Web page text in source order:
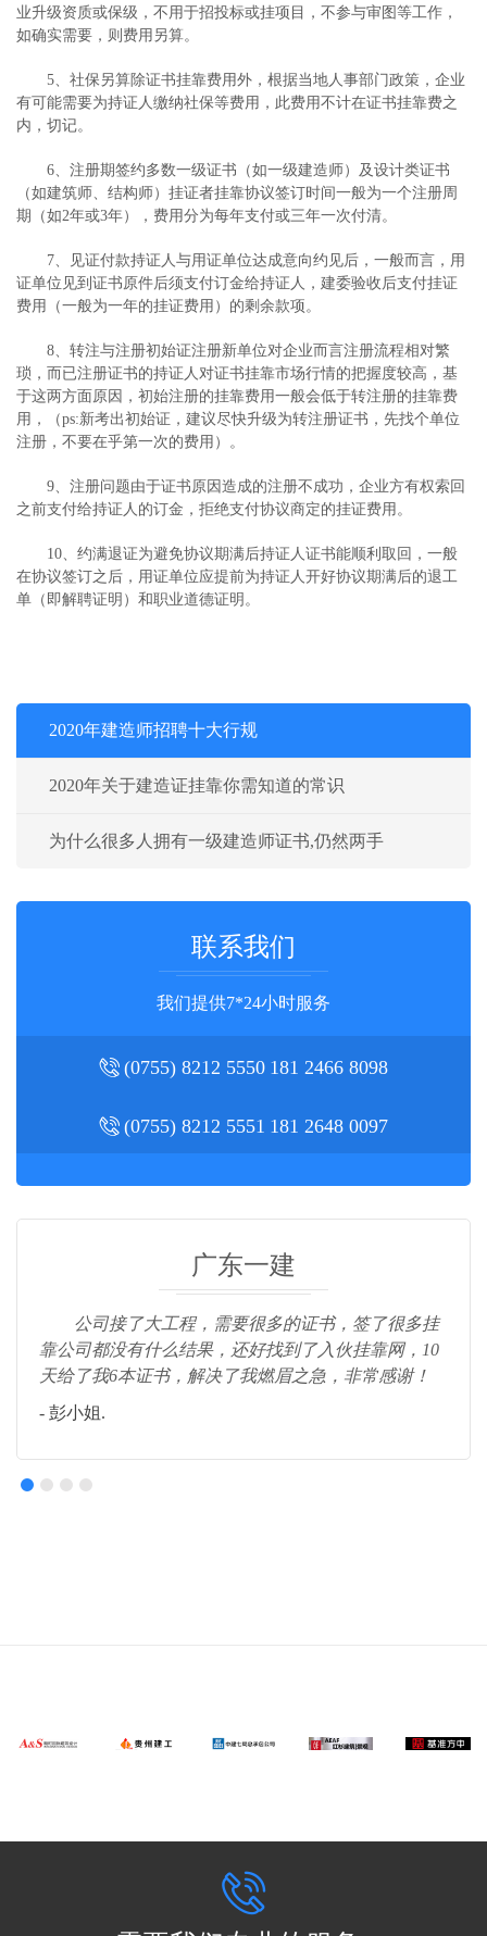
业升级资质或保级，不用于招投标或挂项目，不参与审图等工作，
如确实需要，则费用另算。
5、社保另算除证书挂靠费用外，根据当地人事部门政策，企业
有可能需要为持证人缴纳社保等费用，此费用不计在证书挂靠费之
内，切记。
6、注册期签约多数一级证书（如一级建造师）及设计类证书
（如建筑师、结构师）挂证者挂靠协议签订时间一般为一个注册周
期（如2年或3年），费用分为每年支付或三年一次付清。
7、见证付款持证人与用证单位达成意向约见后，一般而言，用
证单位见到证书原件后须支付订金给持证人，建委验收后支付挂证
费用（一般为一年的挂证费用）的剩余款项。
8、转注与注册初始证注册新单位对企业而言注册流程相对繁
琐，而已注册证书的持证人对证书挂靠市场行情的把握度较高，基
于这两方面原因，初始注册的挂靠费用一般会低于转注册的挂靠费
用，（ps:新考出初始证，建议尽快升级为转注册证书，先找个单位
注册，不要在乎第一次的费用）。
9、注册问题由于证书原因造成的注册不成功，企业方有权索回
之前支付给持证人的订金，拒绝支付协议商定的挂证费用。
10、约满退证为避免协议期满后持证人证书能顺利取回，一般
在协议签订之后，用证单位应提前为持证人开好协议期满后的退工
单（即解聘证明）和职业道德证明。
2020年建造师招聘十大行规
2020年关于建造证挂靠你需知道的常识
为什么很多人拥有一级建造师证书,仍然两手
联系我们
我们提供7*24小时服务
(0755) 8212 5550 181 2466 8098
(0755) 8212 5551 181 2648 0097
广东一建
公司接了大工程，需要很多的证书，签了很多挂
靠公司都没有什么结果，还好找到了入伙挂靠网，10
天给了我6本证书，解决了我燃眉之急，非常感谢！
- 彭小姐.